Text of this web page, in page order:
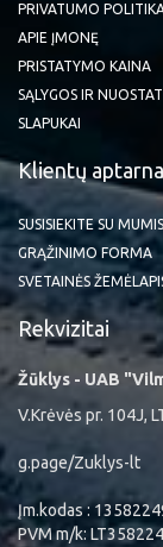
PRIVATUMO
APIE ĮMONĘ
PRISTATYMO KAINA
SĄLYGOS IR
SLAPUKAI
Klientų
SUSISIEKITE SU MUMIS
GRĄŽINIMO FORMA
SVETAINĖS
Rekvizitai
Žūklys - UAB
V.Krėvės pr. 104J,
g.page/Zuklys-lt
Įm.kodas :
PVM m/k: